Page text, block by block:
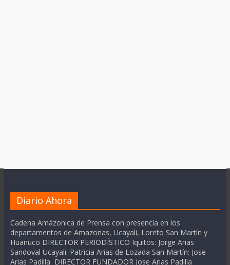
Diario Ahora
Cadena Amázonica de Prensa con presencia en los
departamentos de Amazonas, Ucayali, Loreto San Martín y
Huanuco DIRECTOR PERIODÍSTICO Iquitos: Jorge Arias
Sandoval Ucayali: Patricia Arias de Lozada San Martín: Jose
Arias Padilla DIRECTOR FUNDADOR Jose Arias Padilla